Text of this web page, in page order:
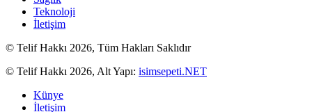
Teknoloji
İletişim
© Telif Hakkı 2026, Tüm Hakları Saklıdır
© Telif Hakkı 2026, Alt Yapı: isimsepeti.NET
Künye
İletişim